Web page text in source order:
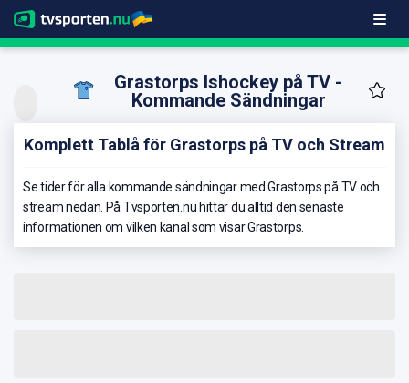
Grastorps Ishockey på TV -
Kommande Sändningar
Komplett Tablå för Grastorps på TV och Stream
Se tider för alla kommande sändningar med Grastorps på TV och
stream nedan. På Tvsporten.nu hittar du alltid den senaste
informationen om vilken kanal som visar Grastorps.